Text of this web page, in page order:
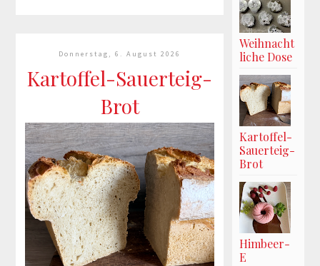
davon
Er zieht nicht die Blicke auf sich,
weil er der Lauteste ist. Er
drängelt sich nicht nach vorne.
Karibu ist einfach da – mit
seinem sanften Blick, seinem
unendlich großen Herzen und
einer Se...
mehr lesen »
Donnerstag, 6. August 2026
Kartoffel-Sauerteig-
Brot
Weihnacht
liche Dose
Kartoffel-
Sauerteig-
Brot
Himbeer-
E